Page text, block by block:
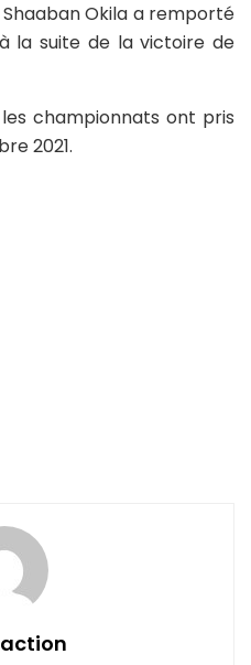
Okila a remporté
la suite de la victoire de
championnats ont pris
2021.